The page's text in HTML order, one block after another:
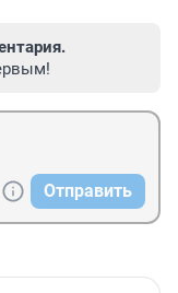
Отправить